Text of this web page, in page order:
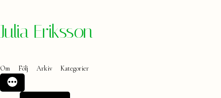
Hoppa
Julia Eriksson
Om Följ Arkiv Kategorier